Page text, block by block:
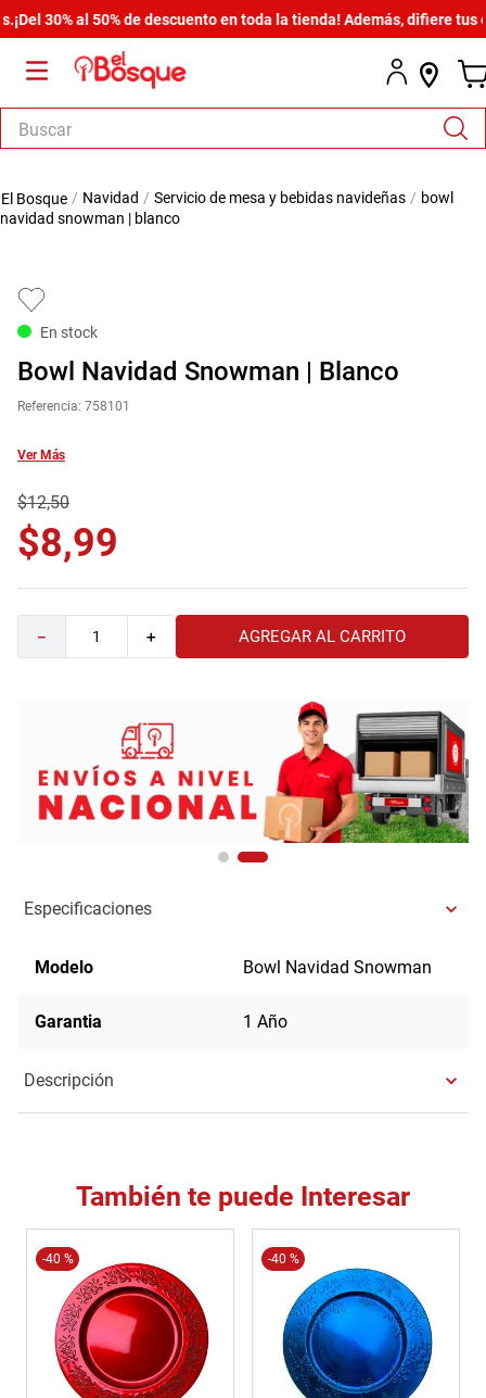
30% al 50% de descuento en toda la tienda! Además, difiere tus
Buscar
navidad servicio de mesa y bebidas navideñas
bowl
navidad snowman | blanco
En stock
Bowl Navidad Snowman | Blanco
Referencia: 758101
Ver Más
$12,50
$8,99
＋
－ AGREGAR AL CARRITO
Especificaciones
Modelo Bowl Navidad Snowman
Garantia 1 Año
Descripción
También te puede Interesar
-40 % -40 %
1.
salas
.
zapatera
9.
havana master
10. camas